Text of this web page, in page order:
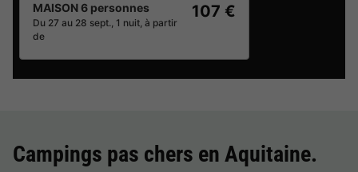
MAISON 6 personnes
Du 27 au 28 sept., 1 nuit, à partir
de
107 €
Campings pas chers en Aquitaine.